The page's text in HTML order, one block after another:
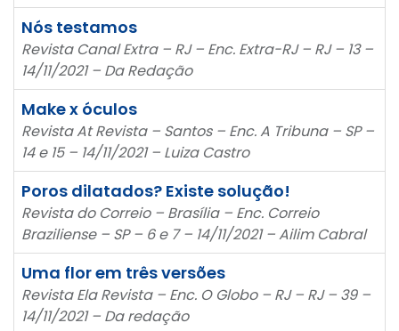
Nós testamos
Revista Canal Extra – RJ – Enc. Extra-RJ – RJ – 13 –
14/11/2021 – Da Redação
Make x óculos
Revista At Revista – Santos – Enc. A Tribuna – SP –
14 e 15 – 14/11/2021 – Luiza Castro
Poros dilatados? Existe solução!
Revista do Correio – Brasília – Enc. Correio
Braziliense – SP – 6 e 7 – 14/11/2021 – Ailim Cabral
Uma flor em três versões
Revista Ela Revista – Enc. O Globo – RJ – RJ – 39 –
14/11/2021 – Da redação